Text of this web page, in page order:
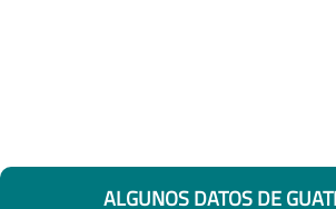
ALGUNOS DATOS DE